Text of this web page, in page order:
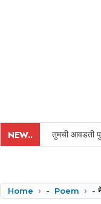
NEW.. तुमची आवडती
Home - Poem -